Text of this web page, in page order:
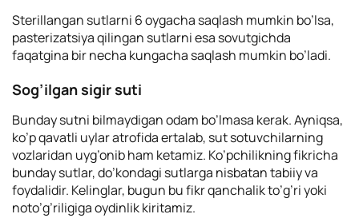
Sterillangan sutlarni 6 oygacha saqlash mumkin bo’lsa,
pasterizatsiya qilingan sutlarni esa sovutgichda
faqatgina bir necha kungacha saqlash mumkin bo’ladi.
Sog’ilgan sigir suti
Bunday sutni bilmaydigan odam bo’lmasa kerak. Ayniqsa,
ko’p qavatli uylar atrofida ertalab, sut sotuvchilarning
vozlaridan uyg’onib ham ketamiz. Ko’pchilikning fikricha
bunday sutlar, do’kondagi sutlarga nisbatan tabiiy va
foydalidir. Kelinglar, bugun bu fikr qanchalik to’g’ri yoki
noto’g’riligiga oydinlik kiritamiz.